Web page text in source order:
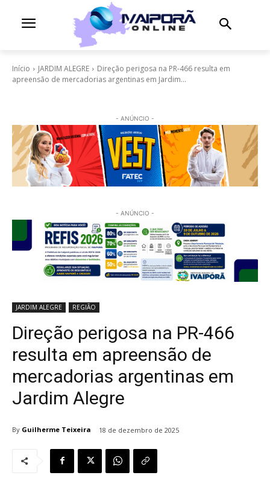
Início JARDIM ALEGRE
Direção perigosa na PR-466 resulta em
apreensão de mercadorias argentinas em Jardim...
- ANÚNCIO -
- ANÚNCIO -
JARDIM ALEGRE REGIÃO
Direção perigosa na PR-466
resulta em apreensão de
mercadorias argentinas em
Jardim Alegre
By Guilherme Teixeira 18 de dezembro de 2025